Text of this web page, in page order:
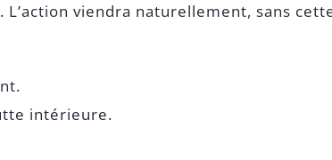
viendra naturellement, sans
intérieure.